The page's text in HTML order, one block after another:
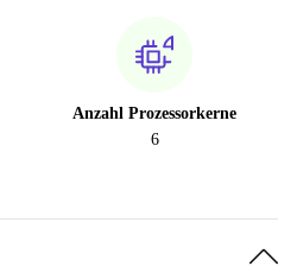
Anzahl Prozessorkerne
6